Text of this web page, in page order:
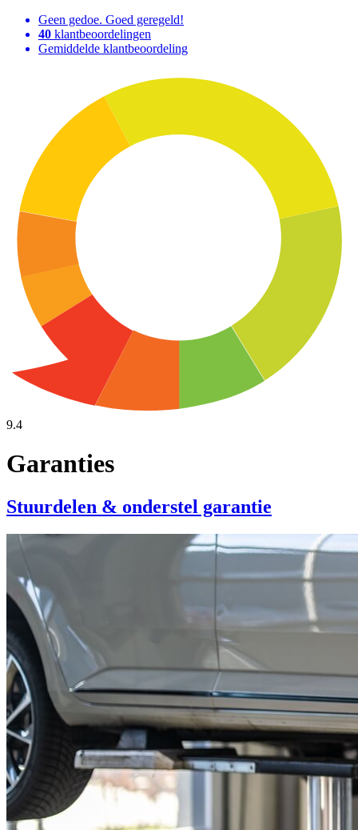
Geen gedoe. Goed geregeld!
40 klantbeoordelingen
Gemiddelde klantbeoordeling
9.4
Garanties
Stuurdelen & onderstel garantie